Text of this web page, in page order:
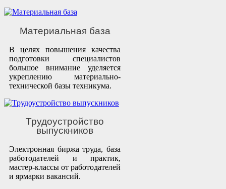
Материальная база
В целях повышения качества
подготовки специалистов
большое внимание уделяется
укреплению материально-
технической базы техникума.
Трудоустройство
выпускников
Электронная биржа труда, база
работодателей и практик,
мастер-классы от работодателей
и ярмарки вакансий.